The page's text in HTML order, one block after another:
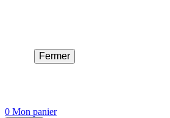
Fermer
0 Mon panier